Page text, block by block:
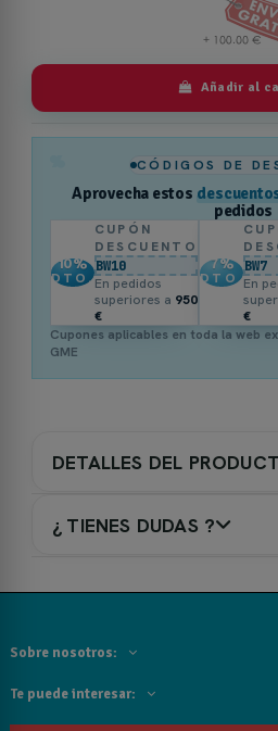
Añadir al
CÓDIGOS DE
Aprovecha estos
pedidos
10%
DTO.
CUPÓN
DESCUENTO
BW10
En pedidos
superiores a 950
€
7%
DTO.
BW7
En
€
Cupones aplicables en toda la web
GME
DETALLES DEL
¿ TIENES DUDAS ?
Sobre nosotros:
Te puede interesar: